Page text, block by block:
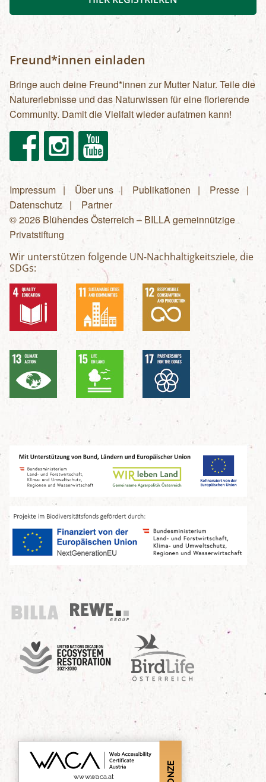
Freund*innen einladen
Bringe auch deine Freund*innen zur Mutter Natur. Teile die
Naturerlebnisse und das Naturwissen für eine florierende
Community. Damit die Vielfalt wieder aufatmen kann!
FacebookInstagram Youtube
Fußzeilenmenü
Impressum Über uns Publikationen
Presse
Datenschutz
Partner
© 2026 Blühendes Österreich – BILLA gemeinnützige
Privatstiftung
Wir unterstützen folgende UN-Nachhaltigkeitsziele, die
SDGs:
Billa
REWE Group
UN Decade
Birdlife